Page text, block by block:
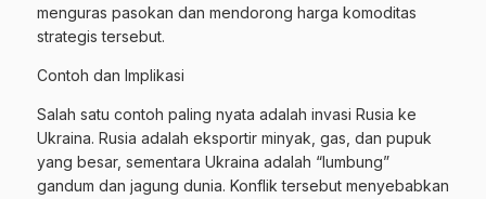
menguras pasokan dan mendorong harga komoditas
strategis tersebut.
Contoh dan Implikasi
Salah satu contoh paling nyata adalah invasi Rusia ke
Ukraina. Rusia adalah eksportir minyak, gas, dan pupuk
yang besar, sementara Ukraina adalah “lumbung”
gandum dan jagung dunia. Konflik tersebut menyebabkan